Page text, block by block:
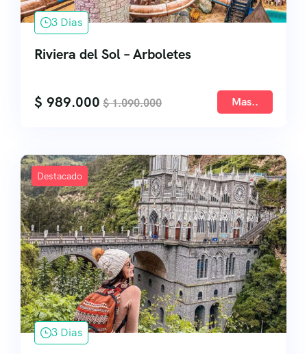
3 Dias
Riviera del Sol – Arboletes
$ 989.000 $1.090.000 Mas..
Destacado
3 Dias